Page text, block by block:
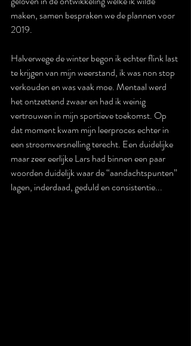
maken, samen bespraken we de plannen voor
2019.
Halverwege de winter begon ik echter flink last
te krijgen van mijn weerstand, ik was non stop
verkouden en was vaak moe. Mentaal werd
het ontzettend zwaar en had ik weinig
vertrouwen in mijn sportieve toekomst. Op
dat moment kwam mijn leerproces echter in
een stroomversnelling terecht. Een duidelijke
maar zeer eerlijke Lars had binnen een paar
woorden duidelijk waar de “aandachtspunten”
lagen, inderdaad, geduld en consistentie...